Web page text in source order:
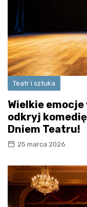
Teatr i sztuka
Wielkie emocje
odkryj
Dniem Teatru!
25 marca 2026